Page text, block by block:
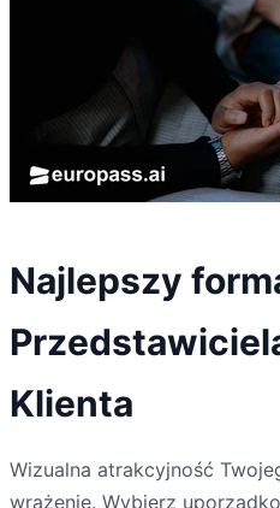
Najlepszy
Klienta
Wizualna atrakcyjność
wrażenie. Wybierz